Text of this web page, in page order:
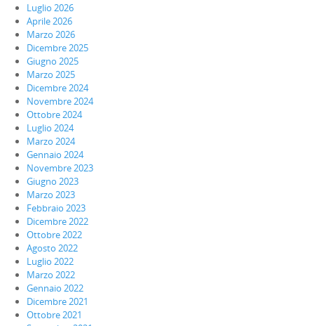
Luglio 2026
Aprile 2026
Marzo 2026
Dicembre 2025
Giugno 2025
Marzo 2025
Dicembre 2024
Novembre 2024
Ottobre 2024
Luglio 2024
Marzo 2024
Gennaio 2024
Novembre 2023
Giugno 2023
Marzo 2023
Febbraio 2023
Dicembre 2022
Ottobre 2022
Agosto 2022
Luglio 2022
Marzo 2022
Gennaio 2022
Dicembre 2021
Ottobre 2021